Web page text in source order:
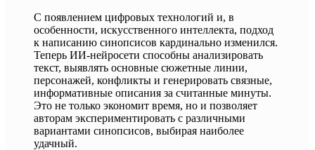
С появлением цифровых технологий и, в
особенности, искусственного интеллекта, подход
к написанию синопсисов кардинально изменился.
Теперь ИИ-нейросети способны анализировать
текст, выявлять основные сюжетные линии,
персонажей, конфликты и генерировать связные,
информативные описания за считанные минуты.
Это не только экономит время, но и позволяет
авторам экспериментировать с различными
вариантами синопсисов, выбирая наиболее
удачный.